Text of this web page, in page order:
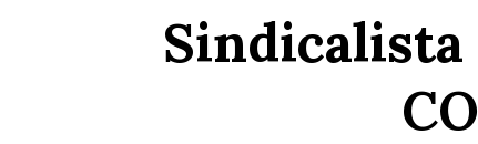
Sindicalista